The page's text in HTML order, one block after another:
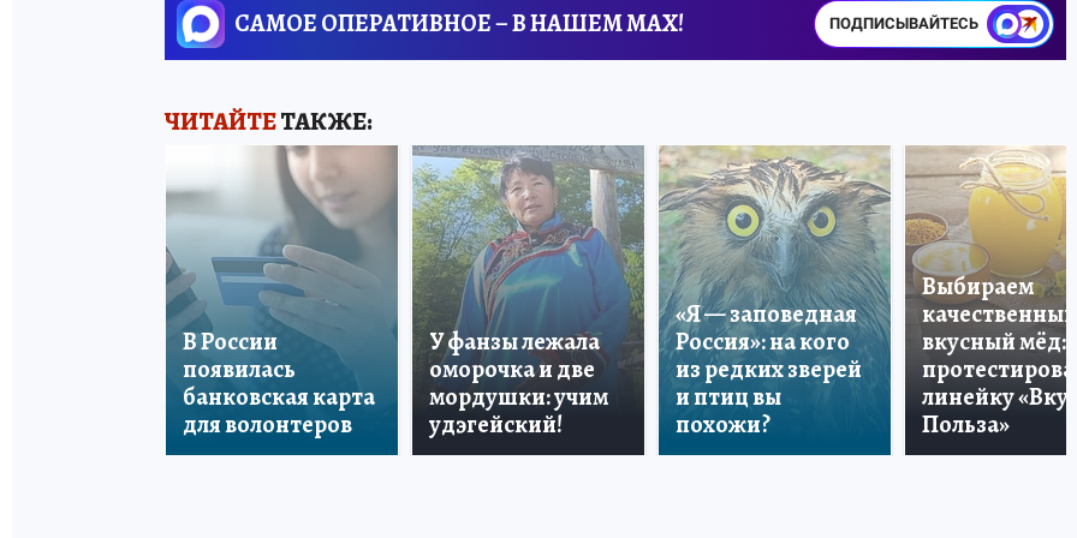
САМОЕ ОПЕРАТИВНОЕ – В НАШЕМ MAX! ПОДПИСЫВАЙТЕСЬ
ЧИТАЙТЕТАКЖЕ:
В России
появилась
банковская карта
для волонтеров
У фанзы лежала
оморочка и две
мордушки: учим
удэгейский!
«Я — заповедная
Россия»: на кого
из редких зверей
и птиц вы
похожи?
Выбираем
качественный
вкусный мёд:
линейку «Вкус
Польза»